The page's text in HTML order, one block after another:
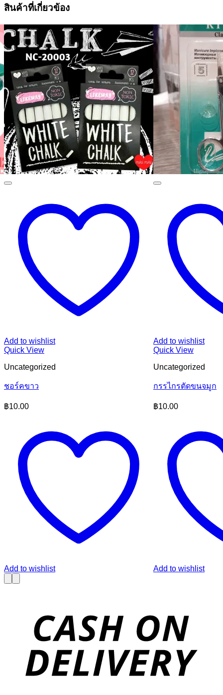
สินค้าที่เกี่ยวข้อง
Add to wishlist
Quick View
Uncategorized
ชอร์คขาว
฿10.00
Add to wishlist
Add to wishlist
Quick View
Uncategorized
กรรไกรตัดขนจมูก
฿10.00
Add to wishlist